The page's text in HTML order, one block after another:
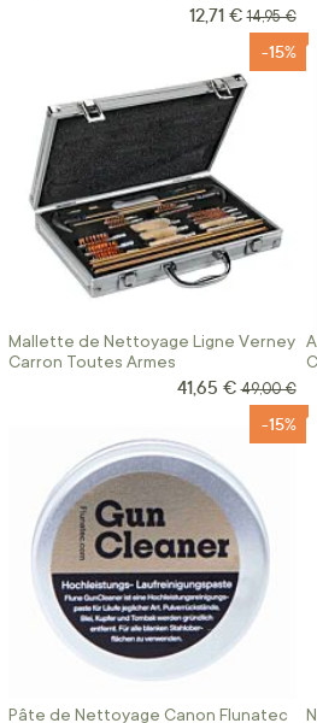
Prix Spécial
12,71 € Prix
14,95 €
Mallette de Nettoyage Ligne Verney
Carron Toutes Armes
-15%
Prix Spécial
41,65 € Prix normal
49,00 €
Pâte de Nettoyage Canon Flunatec
-15%